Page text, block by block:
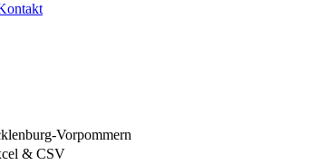
Vorpommern
& CSV